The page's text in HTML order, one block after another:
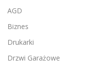
AGD
Biznes
Drukarki
Drzwi Garażowe